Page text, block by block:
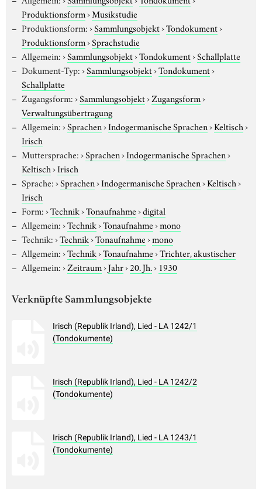
Produktionsform›Musikstudie
Produktionsform:›Sammlungsobjekt›Tondokument›
Produktionsform›Sprachstudie
Allgemein:›Sammlungsobjekt›Tondokument›Schallplatte
Dokument-Typ:›Sammlungsobjekt›Tondokument›
Schallplatte
Zugangsform:›Sammlungsobjekt›Zugangsform›
Verwaltungsübertragung
Allgemein:›Sprachen›Indogermanische Sprachen›Keltisch›
Irisch
Muttersprache:›Sprachen›Indogermanische Sprachen›
Keltisch›Irisch
Sprache:›Sprachen›Indogermanische Sprachen›Keltisch›
Irisch
Form:›Technik›Tonaufnahme›digital
Allgemein:›Technik›Tonaufnahme›mono
Technik:›Technik›Tonaufnahme›mono
Allgemein:›Technik›Tonaufnahme›Trichter, akustischer
Allgemein:›Zeitraum›Jahr›20. Jh.› 1930
Verknüpfte Sammlungsobjekte
Irisch (Republik Irland), Lied - LA 1242/1
(Tondokumente)
Irisch (Republik Irland), Lied - LA 1242/2
(Tondokumente)
Irisch (Republik Irland), Lied - LA 1243/1
(Tondokumente)